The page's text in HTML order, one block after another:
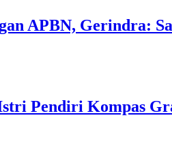
APBN, Gerindra:
Pendiri Kompas